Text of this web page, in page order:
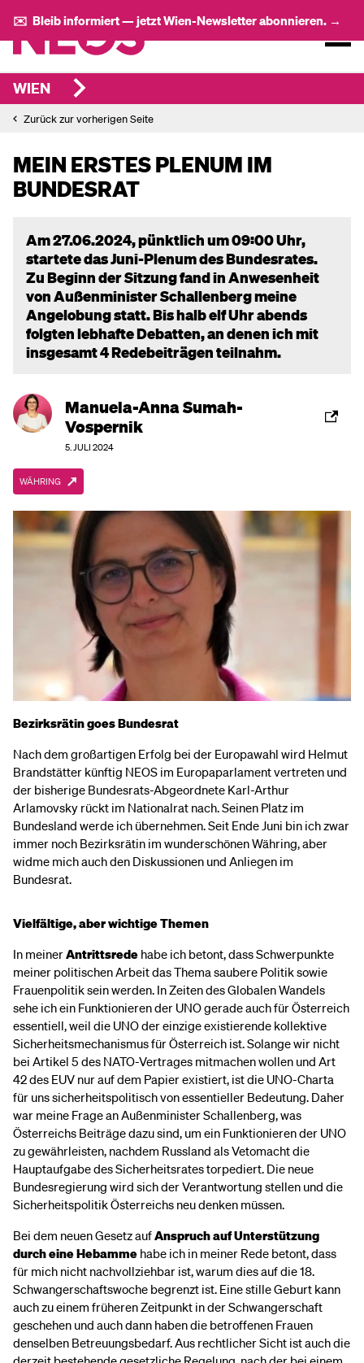
✉️ Bleib informiert — jetzt Wien-Newsletter abonnieren. →
WIEN
Zurück zur vorherigen Seite
MEIN ERSTES PLENUM IM
BUNDESRAT
Am 27.06.2024, pünktlich um 09:00 Uhr,
startete das Juni-Plenum des Bundesrates.
Zu Beginn der Sitzung fand in Anwesenheit
von Außenminister Schallenberg meine
Angelobung statt. Bis halb elf Uhr abends
folgten lebhafte Debatten, an denen ich mit
insgesamt 4 Redebeiträgen teilnahm.
Manuela-Anna Sumah-
Vospernik
5. JULI 2024
WÄHRING
Bezirksrätin goes Bundesrat
Nach dem großartigen Erfolg bei der Europawahl wird Helmut
Brandstätter künftig NEOS im Europaparlament vertreten und
der bisherige Bundesrats-Abgeordnete Karl-Arthur
Arlamovsky rückt im Nationalrat nach. Seinen Platz im
Bundesland werde ich übernehmen. Seit Ende Juni bin ich zwar
immer noch Bezirksrätin im wunderschönen Währing, aber
widme mich auch den Diskussionen und Anliegen im
Bundesrat.
Vielfältige, aber wichtige Themen
In meinerAntrittsrede habe ich betont, dass Schwerpunkte
meiner politischen Arbeit das Thema saubere Politik sowie
Frauenpolitik sein werden. In Zeiten des Globalen Wandels
sehe ich ein Funktionieren der UNO gerade auch für Österreich
essentiell, weil die UNO der einzige existierende kollektive
Sicherheitsmechanismus für Österreich ist. Solange wir nicht
bei Artikel 5 des NATO-Vertrages mitmachen wollen und Art
42 des EUV nur auf dem Papier existiert, ist die UNO-Charta
für uns sicherheitspolitisch von essentieller Bedeutung. Daher
war meine Frage an Außenminister Schallenberg, was
Österreichs Beiträge dazu sind, um ein Funktionieren der UNO
zu gewährleisten, nachdem Russland als Vetomacht die
Hauptaufgabe des Sicherheitsrates torpediert. Die neue
Bundesregierung wird sich der Verantwortung stellen und die
Sicherheitspolitik Österreichs neu denken müssen.
Bei dem neuen Gesetz aufAnspruch auf Unterstützung
durch eine Hebamme habe ich in meiner Rede betont, dass
für mich nicht nachvollziehbar ist, warum dies auf die 18.
Schwangerschaftswoche begrenzt ist. Eine stille Geburt kann
auch zu einem früheren Zeitpunkt in der Schwangerschaft
geschehen und auch dann haben die betroffenen Frauen
denselben Betreuungsbedarf. Aus rechtlicher Sicht ist auch die